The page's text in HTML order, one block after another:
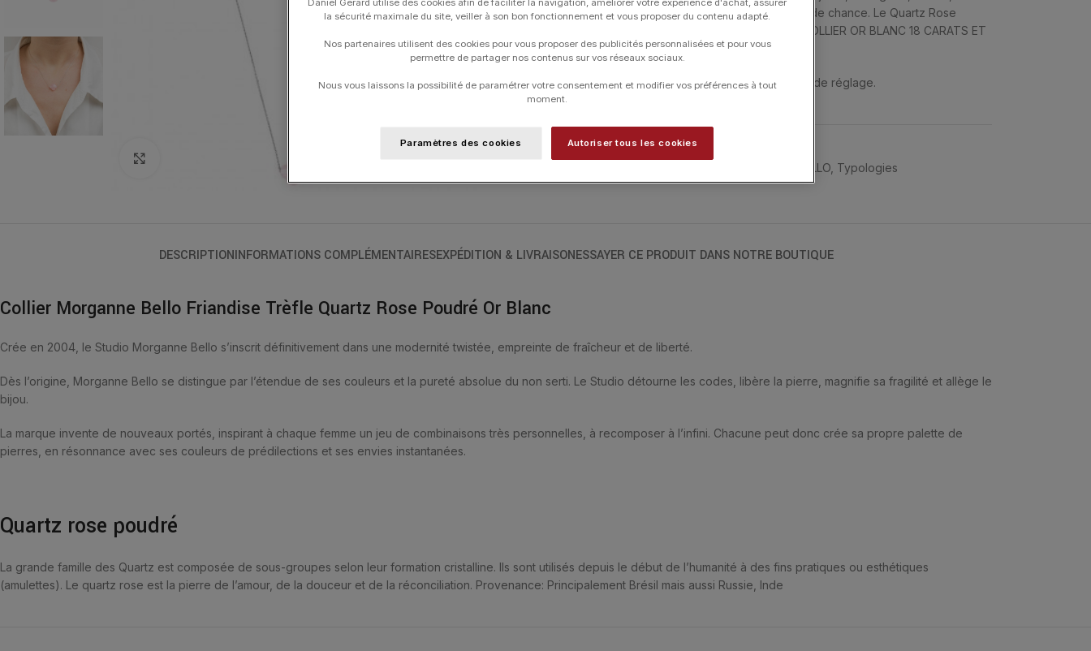
contact de la peau. La taille en « trèfle » est un symbole de chance. Le Quartz Rose
Poudré est la pierre de l’Amour et de la Réconciliation. COLLIER OR BLANC 18 CARATS ET
QUARTZ ROSE POUDRÉ MULTI-FACETTÉE (9,1 CARATS).
Les colliers ont une longueur de 42 cm et ont 3 anneaux de réglage.
UGS :
1013WB122
MORGANNE BELLO, Typologies
DESCRIPTIONINFORMATIONS COMPLÉMENTAIRESEXPÉDITION & LIVRAISONESSAYER CE PRODUIT DANS NOTRE BOUTIQUE
Collier Morganne Bello Friandise Trèfle Quartz Rose Poudré Or Blanc
Crée en 2004, le Studio Morganne Bello s’inscrit définitivement dans une modernité twistée, empreinte de fraîcheur et de liberté.
Dès l’origine, Morganne Bello se distingue par l’étendue de ses couleurs et la pureté absolue du non serti. Le Studio détourne les codes, libère la pierre, magnifie sa fragilité et allège le
bijou.
La marque invente de nouveaux portés, inspirant à chaque femme un jeu de combinaisons très personnelles, à recomposer à l’infini. Chacune peut donc crée sa propre palette de
pierres, en résonnance avec ses couleurs de prédilections et ses envies instantanées.
Quartz rose poudré
La grande famille des Quartz est composée de sous-groupes selon leur formation cristalline. Ils sont utilisés depuis le début de l’humanité à des fins pratiques ou esthétiques
(amulettes). Le quartz rose est la pierre de l’amour, de la douceur et de la réconciliation. Provenance: Principalement Brésil mais aussi Russie, Inde
Daniel Gerard utilise des cookies afin de faciliter la navigation, améliorer votre expérience d'achat, assurer
la sécurité maximale du site, veiller à son bon fonctionnement et vous proposer du contenu adapté.
Nos partenaires utilisent des cookies pour vous proposer des publicités personnalisées et pour vous
permettre de partager nos contenus sur vos réseaux sociaux.
Nous vous laissons la possibilité de paramétrer votre consentement et modifier vos préférences à tout
moment.
Paramètres des cookies Autoriser tous les cookies